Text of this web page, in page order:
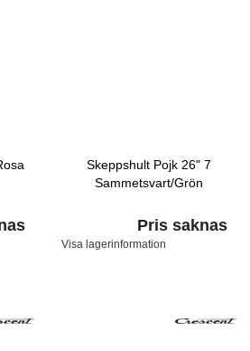
Skeppshult Pojk 26" 7
Sammetsvart/Grön
Pris saknas
Visa lagerinformation